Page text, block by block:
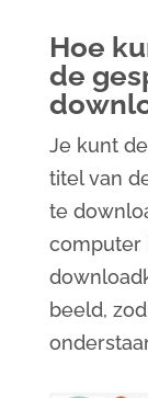
Hoe
de
Je kunt
titel van
te
computer
beeld,